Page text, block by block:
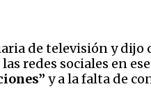
de televisión y dijo
redes sociales en
y a la falta de